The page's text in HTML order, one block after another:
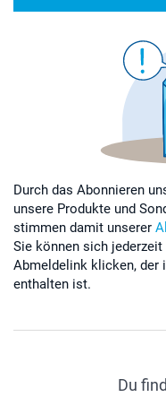
Durch das Abonnieren
unsere Produkte und
stimmen damit unserer
Sie können sich
Abmeldelink klicken, der
enthalten ist.
Du